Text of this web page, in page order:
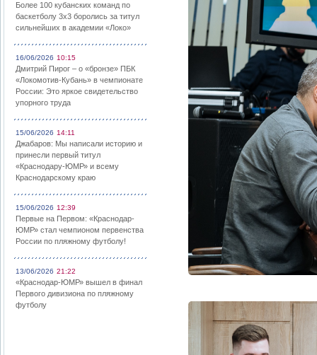
Более 100 кубанских команд по
баскетболу 3х3 боролись за титул
сильнейших в академии «Локо»
16/06/2026 10:15
Дмитрий Пирог – о «бронзе» ПБК
«Локомотив-Кубань» в чемпионате
России: Это яркое свидетельство
упорного труда
15/06/2026 14:11
Джабаров: Мы написали историю и
принесли первый титул
«Краснодару-ЮМР» и всему
Краснодарскому краю
15/06/2026 12:39
Первые на Первом: «Краснодар-
ЮМР» стал чемпионом первенства
России по пляжному футболу!
13/06/2026 21:22
«Краснодар-ЮМР» вышел в финал
Первого дивизиона по пляжному
футболу